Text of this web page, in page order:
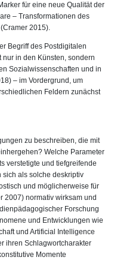
für eine neue Qualität der
– Transformationen des
2015).
Begriff des Postdigitalen
in den Künsten, sondern
Sozialwissenschaften und in
– im Vordergrund, um
Feldern zunächst
zu beschreiben, die mit
Welche Parameter
verstetigte und tiefgreifende
sich als solche deskriptiv
und möglicherweise für
2007) normativ wirksam und
Forschung
und Entwicklungen wie
und Artificial Intelligence
ihren Schlagwortcharakter
Momente